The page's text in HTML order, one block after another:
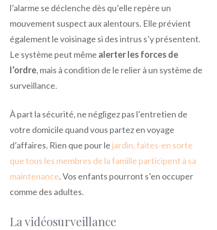
l’alarme se déclenche dès qu’elle repère un
mouvement suspect aux alentours. Elle prévient
également le voisinage si des intrus s’y présentent.
Le système peut même alerter les forces de
l’ordre, mais à condition de le relier à un système de
surveillance.
À part la sécurité, ne négligez pas l’entretien de
votre domicile quand vous partez en voyage
d’affaires. Rien que pour lejardin, faites-en sorte
que tous les membres de la famille participent à sa
maintenance. Vos enfants pourront s’en occuper
comme des adultes.
La vidéosurveillance